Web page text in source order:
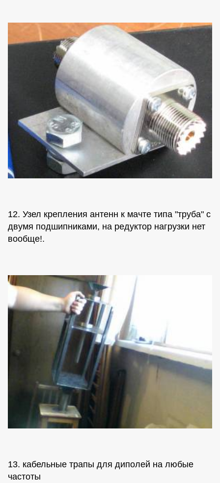
12. Узел крепления антенн к мачте типа "труба" с
двумя подшипниками, на редуктор нагрузки нет
вообще!.
13. кабельные трапы для диполей на любые
частоты